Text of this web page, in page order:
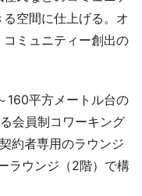
空間に仕上げる。オ
ミュニティー創出の
160平方メートル台の
会員制コワーキング
約者専用のラウンジ
ラウンジ（2階）で構